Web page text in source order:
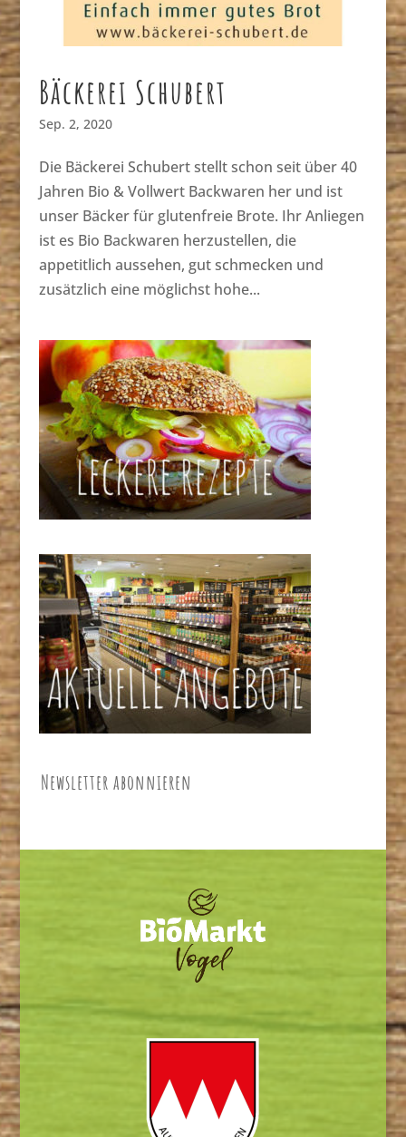
Bäckerei Schubert
Sep. 2, 2020
Die Bäckerei Schubert stellt schon seit über 40
Jahren Bio & Vollwert Backwaren her und ist
unser Bäcker für glutenfreie Brote. Ihr Anliegen
ist es Bio Backwaren herzustellen, die
appetitlich aussehen, gut schmecken und
zusätzlich eine möglichst hohe...
Newsletter abonnieren